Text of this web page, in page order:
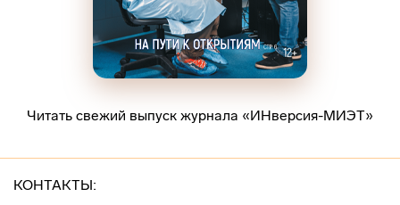
Читать свежий выпуск журнала «ИНверсия-МИЭТ»
КОНТАКТЫ: